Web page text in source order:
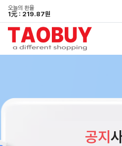
오늘의 환율
1元 : 219.87원
공지